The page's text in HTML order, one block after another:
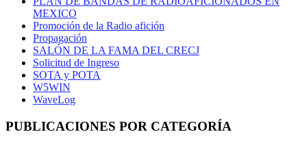
MEXICO
Promoción de la Radio afición
Propagación
SALÓN DE LA FAMA DEL CRECJ
Solicitud de Ingreso
SOTA y POTA
W5WIN
WaveLog
PUBLICACIONES POR CATEGORÍA